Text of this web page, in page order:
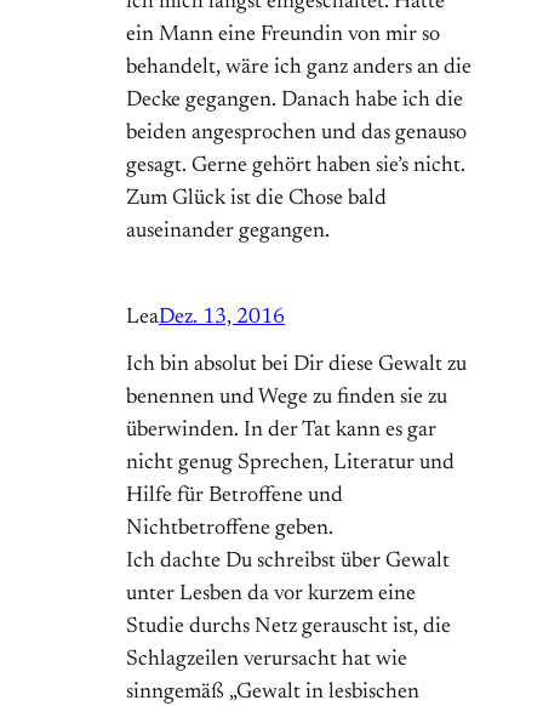
ein Mann eine Freundin von mir so
behandelt, wäre ich ganz anders an die
Decke gegangen. Danach habe ich die
beiden angesprochen und das genauso
gesagt. Gerne gehört haben sie’s nicht.
Zum Glück ist die Chose bald
auseinander gegangen.
LeaDez. 13, 2016
Ich bin absolut bei Dir diese Gewalt zu
benennen und Wege zu finden sie zu
überwinden. In der Tat kann es gar
nicht genug Sprechen, Literatur und
Hilfe für Betroffene und
Nichtbetroffene geben.
Ich dachte Du schreibst über Gewalt
unter Lesben da vor kurzem eine
Studie durchs Netz gerauscht ist, die
Schlagzeilen verursacht hat wie
sinngemäß „Gewalt in lesbischen